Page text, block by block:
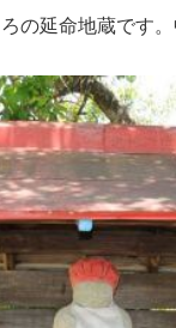
の延命地蔵です。